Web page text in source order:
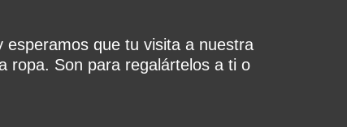
esperamos que tu visita a nuestra
ropa. Son para regalártelos a ti o